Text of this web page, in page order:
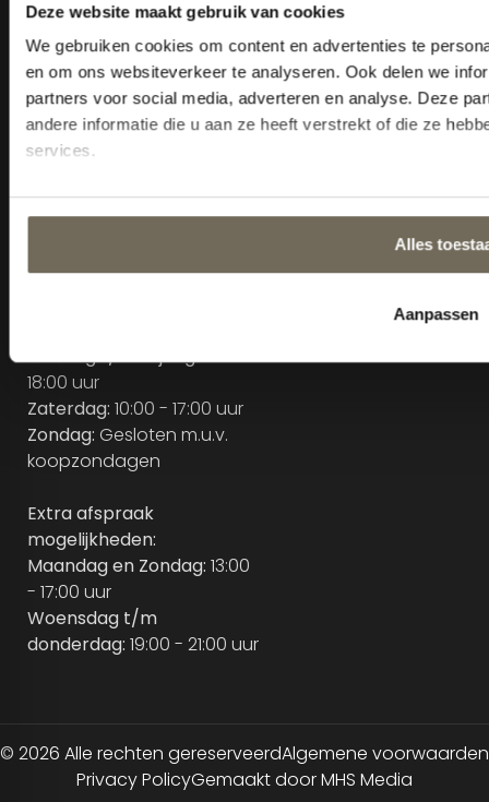
Outlet
Service
Sitemap
Informatie
Dinsdag t/m vrijdag:10:00 -
18:00 uur
Zaterdag: 10:00 - 17:00 uur
Zondag: Gesloten m.u.v.
koopzondagen
Extra afspraak
mogelijkheden:
Maandag en Zondag: 13:00
- 17:00 uur
Woensdag t/m
donderdag: 19:00 - 21:00 uur
© 2026 Alle rechten gereserveerdAlgemene voorwaarden
Privacy PolicyGemaakt door MHS Media